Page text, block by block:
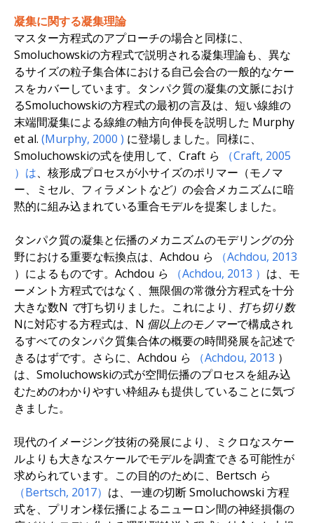
凝集に関する凝集理論
マスター方程式のアプローチの場合と同様に、
Smoluchowskiの方程式で説明される凝集理論も、異な
るサイズの粒子集合体における自己会合の一般的なケー
スをカバーしています。タンパク質の凝集の文脈におけ
るSmoluchowskiの方程式の最初の言及は、短い線維の
末端間凝集による線維の軸方向伸長を説明した Murphy
et al. (Murphy, 2000 ) に登場しました。同様に、
Smoluchowskiの式を使用して、Craft ら （Craft, 2005
）は、核形成プロセスが小サイズのポリマー（モノマ
ー、ミセル、フィラメント など） の会合メカニズムに暗
黙的に組み込まれている重合モデルを提案しました。
タンパク質の凝集と伝播のメカニズムのモデリングの分
野における重要な転換点は、Achdou ら （Achdou, 2013
）によるものです。 Achdou ら （Achdou, 2013 ） は、モ
ーメント方程式ではなく、無限個の常微分方程式を十分
大きな数N で打ち切りました。これにより、 打ち切り数
Nに対応する方程式は、N 個以上のモノマーで構成され
るすべてのタンパク質集合体の概要の時間発展を記述で
きるはずです。さらに、 Achdou ら （Achdou, 2013 ）
は、Smoluchowskiの式が空間伝播のプロセスを組み込
むためのわかりやすい枠組みも提供していることに気づ
きました。
現代のイメージング技術の発展により、ミクロなスケー
ルよりも大きなスケールでモデルを調査できる可能性が
求められています。この目的のために、 Bertsch ら
（Bertsch, 2017） は、一連の切断 Smoluchowski 方程
式を、プリオン様伝播によるニューロン間の神経損傷の